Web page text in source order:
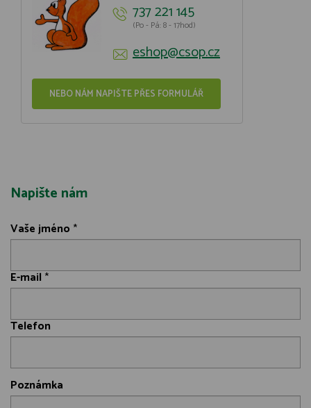
737 221 145
(Po - Pá: 8 - 17hod)
eshop@csop.cz
NEBO NÁM NAPIŠTE PŘES FORMULÁŘ
Napište nám
Vaše jméno *
E-mail *
Telefon
Poznámka